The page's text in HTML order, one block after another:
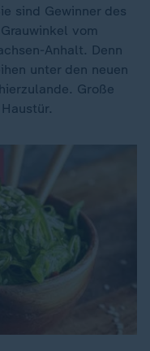
sind Gewinner des
vom
Anhalt. Denn
unter den neuen
Große